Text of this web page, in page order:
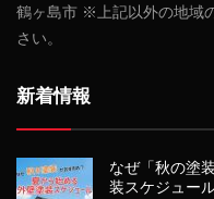
鶴ヶ島市 ※上記以外の地域
さい。
新着情報
なぜ「秋の塗
装スケジュー